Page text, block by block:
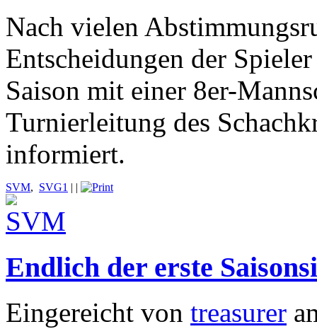
Nach vielen
Entscheidungen der
Saison mit einer 8er-
Turnierleitung des
informiert.
SVM, SVG1 | |
Endlich der erste
Eingereicht von treasurer